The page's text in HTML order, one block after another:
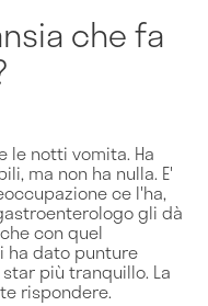
che fa
le notti vomita. Ha
ma non ha nulla. E'
ce l'ha,
gli dà
con quel
ha dato punture
più tranquillo. La
rispondere.